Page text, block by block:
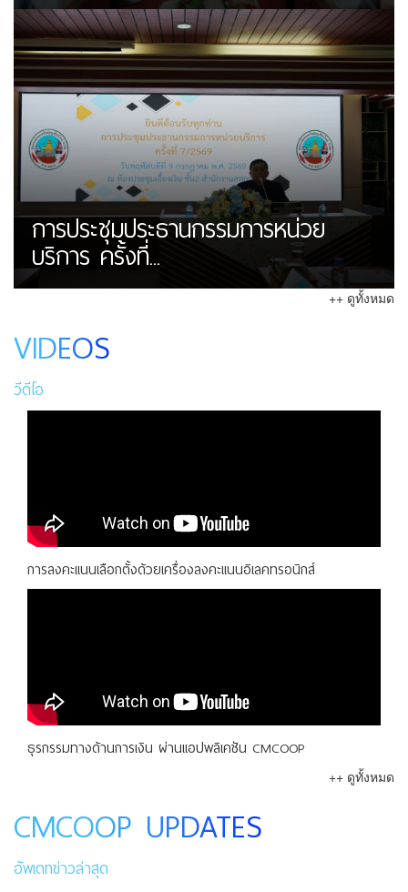
การประชุมประธานกรรมการหน่วย
บริการ ครั้งที่...
++ ดูทั้งหมด
VIDEOS
วีดีโอ
การลงคะแนนเลือกตั้งด้วยเครื่องลงคะแนนอิเลคทรอนิกส์
ธุรกรรมทางด้านการเงิน ผ่านแอปพลิเคชัน CMCOOP
++ ดูทั้งหมด
CMCOOP UPDATES
อัพเดทข่าวล่าสุด